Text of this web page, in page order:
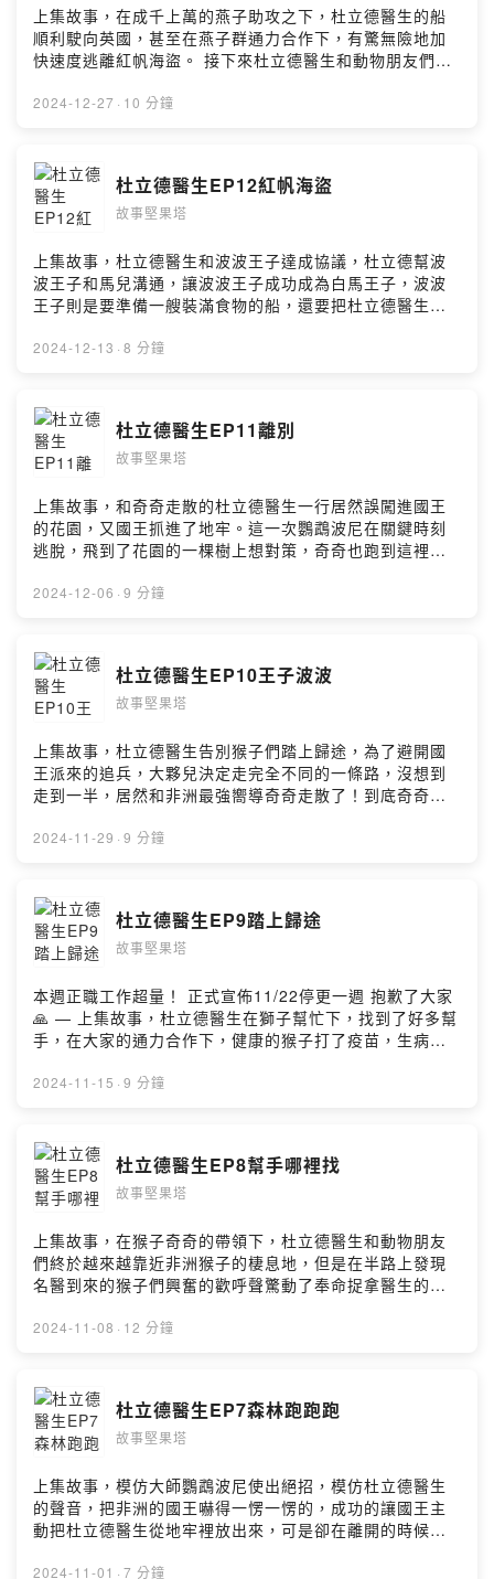
嗎？繼續收聽故事，讓我們一起走進杜立德醫生的動物世
界！ 本故事純屬虛構，要如何照顧小動物、和動物互動還
是要以醫生或是專家學者的建議為主喔！ 杜立德醫生 作
助栗子媽媽，支持栗子媽媽持續創作
🔍 故事堅果塔 配音 | 說故事活動 | 其他業務合作
📧 lizzymamanuts@gmail.com Music: purple-
planet.com https://taira-
by SoundOn
上集故事，在成千上萬的燕子助攻之下，杜立德醫生的船
順利駛向英國，甚至在燕子群通力合作下，有驚無險地加
快速度逃離紅帆海盜。 接下來杜立德醫生和動物朋友們還
德醫生的動物世界！ 本故事純屬虛構，要如何照顧小動
第13集 加納利群島 贊助栗子媽媽，支持栗子媽媽持續創作
pay.soundon.fm/podcasts/14bb0630-11c4-4e83-
ad2a-0e36a2cdf47e Facebook | Instagram | Twitter
📧 lizzymamanuts@gmail.com Music: purple-
planet.com https://taira-
komori.jpn.org/freesoundtw.html --Hosting provided
2024-12-27 · 10 分鐘
杜立德醫生EP12紅帆海盜
故事堅果塔
上集故事，杜立德醫生和波波王子達成協議，杜立德幫波
波王子和馬兒溝通，讓波波王子成功成為白馬王子，波波
王子則是要準備一艘裝滿食物的船，還要把杜立德醫生和
邊準備啟航的時候，陪伴他多年的夥伴鸚鵡波尼、奇奇和
們一起走進杜立德醫生的動物世界！ 本故事純屬虛構，要
如何照顧小動物、和動物互動還是要以醫生或是專家學者
的建議為主喔！ 杜立德醫生 作者：HUGH LOFTING 栗子
持續創作 pay.soundon.fm/podcasts/14bb0630-11c4-
4e83-ad2a-0e36a2cdf47e Facebook | Instagram |
Twitter 🔍 故事堅果塔 配音 | 說故事活動 | 其他業務合作
planet.com https://taira-
2024-12-13 · 8 分鐘
杜立德醫生EP11離別
故事堅果塔
上集故事，和奇奇走散的杜立德醫生一行居然誤闖進國王
的花園，又國王抓進了地牢。這一次鸚鵡波尼在關鍵時刻
逃脫，飛到了花園的一棵樹上想對策，奇奇也跑到這裡找
的願望，靈機一動，假扮成仙女，指引王子波波去找杜立
屬虛構，要如何照顧小動物、和動物互動還是要以醫生或
是專家學者的建議為主喔！ 杜立德醫生 作者：HUGH
LOFTING 栗子媽媽改寫 第11集 離別 贊助栗子媽媽，支
pay.soundon.fm/podcasts/14bb0630-11c4-4e83-
ad2a-0e36a2cdf47e Facebook | Instagram | Twitter
🔍 故事堅果塔 配音 | 說故事活動 | 其他業務合作
planet.com https://taira-
2024-12-06 · 9 分鐘
杜立德醫生EP10王子波波
故事堅果塔
上集故事，杜立德醫生告別猴子們踏上歸途，為了避開國
王派來的追兵，大夥兒決定走完全不同的一條路，沒想到
走到一半，居然和非洲最強嚮導奇奇走散了！到底奇奇有
事，讓我們一起走進杜立德醫生的動物世界！ 本故事純屬
LOFTING 栗子媽媽改寫 第10集王子波波 贊助栗子媽媽，
支持栗子媽媽持續創作
pay.soundon.fm/podcasts/14bb0630-11c4-4e83-
🔍 故事堅果塔 配音 | 說故事活動 | 其他業務合作
📧 lizzymamanuts@gmail.com Music: purple-
planet.com https://taira-
by SoundOn
2024-11-29 · 9 分鐘
杜立德醫生EP9踏上歸途
故事堅果塔
本週正職工作超量！ 正式宣佈11/22停更一週 抱歉了大家
🙏 — 上集故事，杜立德醫生在獅子幫忙下，找到了好多幫
手，在大家的通力合作下，健康的猴子打了疫苗，生病的
們一起走進杜立德醫生的動物世界！ 本故事純屬虛構，要
媽媽改寫 第9集踏上歸途 贊助栗子媽媽，支持栗子媽媽持
續創作 pay.soundon.fm/podcasts/14bb0630-11c4-
4e83-ad2a-0e36a2cdf47e Facebook | Instagram |
📧 lizzymamanuts@gmail.com Music: purple-
planet.com https://taira-
komori.jpn.org/freesoundtw.html --Hosting provided
2024-11-15 · 9 分鐘
杜立德醫生EP8幫手哪裡找
故事堅果塔
上集故事，在猴子奇奇的帶領下，杜立德醫生和動物朋友
們終於越來越靠近非洲猴子的棲息地，但是在半路上發現
名醫到來的猴子們興奮的歡呼聲驚動了奉命捉拿醫生的士
邊，看著近在咫尺卻好似遠在天邊的猴子棲息地，杜立德
虛構，要如何照顧小動物、和動物互動還是要以醫生或是
專家學者的建議為主喔！ 杜立德醫生 作者：HUGH
LOFTING 栗子媽媽改寫 第8集 幫手哪裡找？ 贊助栗子媽
pay.soundon.fm/podcasts/14bb0630-11c4-4e83-
ad2a-0e36a2cdf47e Facebook | Instagram | Twitter
🔍 故事堅果塔 配音 | 說故事活動 | 其他業務合作
planet.com --Hosting provided by SoundOn
2024-11-08 · 12 分鐘
杜立德醫生EP7森林跑跑跑
故事堅果塔
上集故事，模仿大師鸚鵡波尼使出絕招，模仿杜立德醫生
的聲音，把非洲的國王嚇得一愣一愣的，成功的讓國王主
動把杜立德醫生從地牢裡放出來，可是卻在離開的時候露
立德醫生剛離開沒多久耶，他和他的動物朋友們有辦法逃
2024-11-01 · 7 分鐘